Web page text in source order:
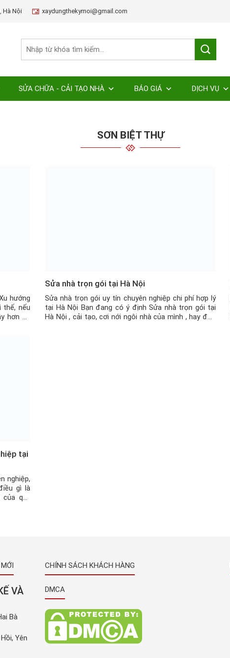
Hà Nội xaydungthekymoi@gmail.com
SỬA CHỮA - CẢI TẠO NHÀ BÁO GIÁ DỊCH VỤ
SƠN BIỆT THỰ
hướng
nếu
hơn 10
Sửa nhà trọn gói tại Hà Nội
Sửa nhà trọn gói uy tín chuyên nghiệp chi phí hợp lý
tại Hà Nội Bạn đang có ý định Sửa nhà trọn gói tại
Hà Nội , cải tạo, cơi nới ngôi nhà của mình , hay đơn
tại
nghiệp,
gì là
quý
VÀ
Bà
Yên
CHÍNH SÁCH KHÁCH HÀNG
DMCA